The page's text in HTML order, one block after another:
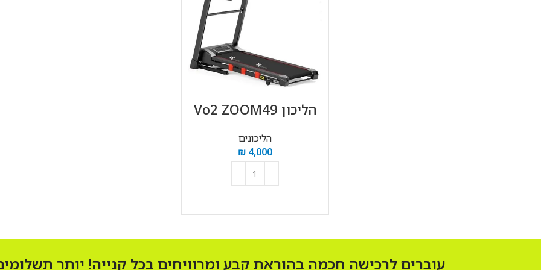
הליכון Vo2 ZOOM49
הליכונים
₪4,000
עוברים לרכישה חכמה בהוראת קבע ומרוויחים בכל קנייה! יותר